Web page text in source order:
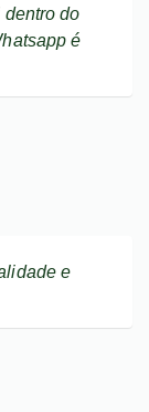
dentro do
é
e